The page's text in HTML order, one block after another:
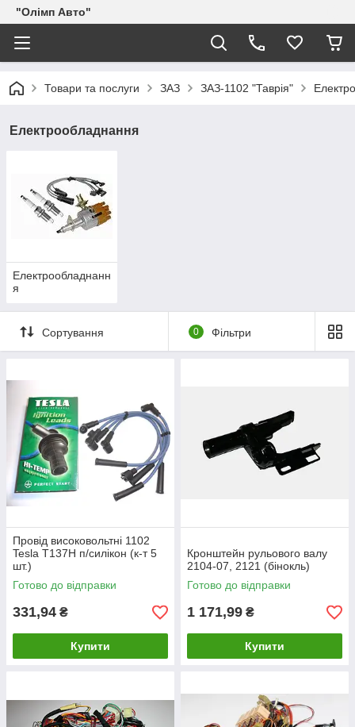
"Олімп Авто"
Товари та послуги ЗАЗ ЗАЗ-1102 "Таврія"
Електрообладнання
Електрообладнанн
я
Сортування 0 Фільтри
Провід високовольтні 1102
Tesla T137H п/силікон (к-т 5
шт.)
Готово до відправки
331,94 ₴
Купити
Кронштейн рульового валу
2104-07, 2121 (бінокль)
Готово до відправки
1 171,99 ₴
Купити